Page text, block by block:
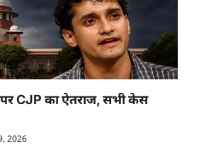
पर CJP का ऐतराज, सभी केस
2026